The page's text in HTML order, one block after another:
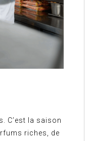
C’est la saison
riches, de